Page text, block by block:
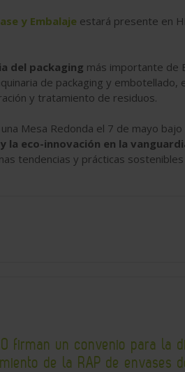
y Embalaje estará presente en
del packaging más importante de
de packaging y embotellado,
y tratamiento de residuos.
Mesa Redonda el 7 de mayo bajo
eco-innovación en la
tendencias y prácticas
firman un convenio para la
de la RAP de envases